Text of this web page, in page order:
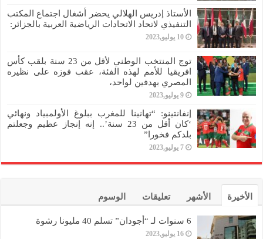
الأستاذ إدريس الهلالي يحضر أشغال اجتماع المكتب
التنفيذي لاتحاد الاتحادات الرياضية العربية بالجزائر:
10 يوليو,2023
توج المنتخب الوطني لأقل من 23 سنة بلقب كأس
افريقيا للأمم لهذه الفئة، عقب فوزه على نظيره
المصري بهدفين لواحد،
9 يوليو,2023
إنفانتينو: “تهانينا للمغرب ببلوغ الأولمبياد ونهائي
‘كان أقل من 23 سنة’.. إنه إنجاز عظيم وجعلتم
بلدكم فخورا”
7 يوليو,2023
الأخيرة الأشهر تعليقات الوسوم
6 سنوات لـ “أجودان” تسلم 40 مليونا رشوة
16 يوليو,2023